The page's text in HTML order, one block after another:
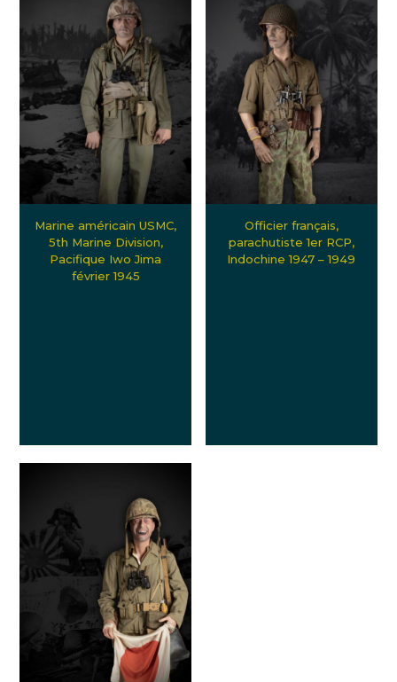
Marine américain USMC,
5th Marine Division,
Pacifique Iwo Jima
février 1945
Officier français,
parachutiste 1er RCP,
Indochine 1947 – 1949